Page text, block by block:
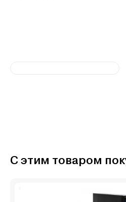
С этим товаром